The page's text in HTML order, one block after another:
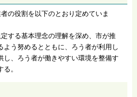
の役割を以下のとおり定めていま
する基本理念の理解を深め、市が推
よう努めるとともに、ろう者が利用し
し、ろう者が働きやすい環境を整備す
。